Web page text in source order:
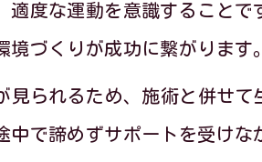
整え方を伝授
続け方
度な運動を意識することで
づくりが成功に繋がります。
られるため、施術と併せて
中で諦めずサポートを受けな